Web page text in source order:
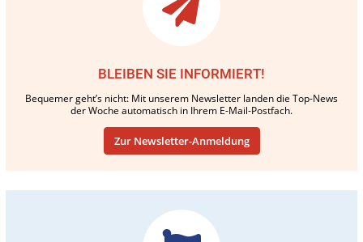
BLEIBEN SIE INFORMIERT!
Bequemer geht’s nicht: Mit unserem Newsletter landen die Top-News
der Woche automatisch in Ihrem E-Mail-Postfach.
Zur Newsletter-Anmeldung